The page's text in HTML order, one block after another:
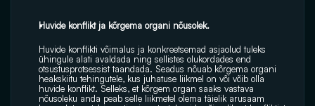
Huvide konflikt ja kõrgema organi nõusolek.
Huvide konflikti võimalus ja konkreetsemad asjaolud tuleks
ühingule alati avaldada ning sellistes olukordades end
otsustusprotsessist taandada. Seadus nõuab kõrgema organi
heakskiitu tehingutele, kus juhatuse liikmel on või võib olla
huvide konflikt. Selleks, et kõrgem organ saaks vastava
nõusoleku anda peab selle liikmetel olema täielik arusaam